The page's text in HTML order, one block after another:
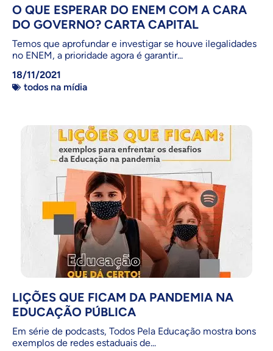
O QUE ESPERAR DO ENEM COM A CARA
DO GOVERNO? CARTA CAPITAL
Temos que aprofundar e investigar se houve ilegalidades
no ENEM, a prioridade agora é garantir...
18/11/2021
todos na mídia
LIÇÕES QUE FICAM DA PANDEMIA NA
EDUCAÇÃO PÚBLICA
Em série de podcasts, Todos Pela Educação mostra bons
exemplos de redes estaduais de...